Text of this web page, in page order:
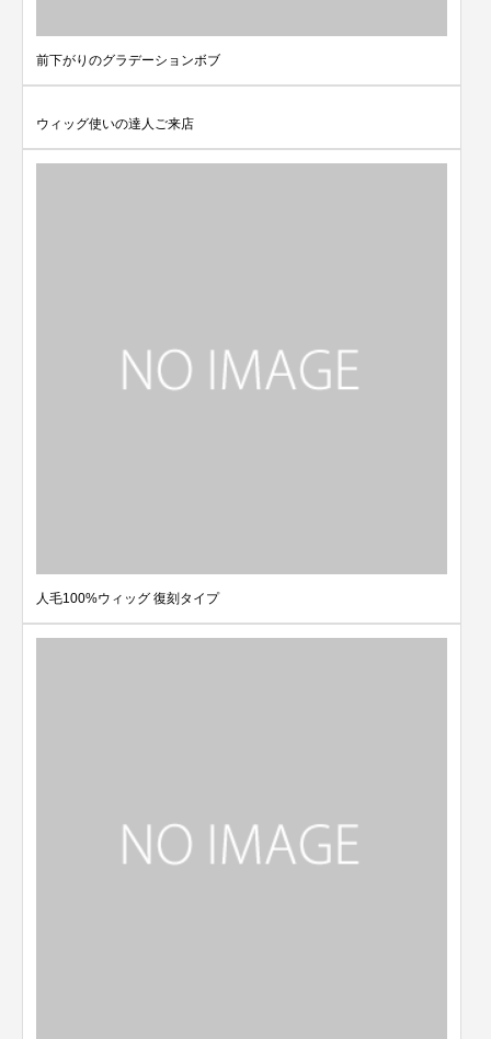
前下がりのグラデーションボブ
ウィッグ使いの達人ご来店
人毛100%ウィッグ 復刻タイプ